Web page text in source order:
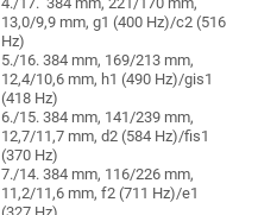
13,0/9,9 mm, g1 (400 Hz)/c2 (516
Hz)
5./16. 384 mm, 169/213 mm,
12,4/10,6 mm, h1 (490 Hz)/gis1
(418 Hz)
6./15. 384 mm, 141/239 mm,
12,7/11,7 mm, d2 (584 Hz)/fis1
(370 Hz)
7./14. 384 mm, 116/226 mm,
11,2/11,6 mm, f2 (711 Hz)/e1